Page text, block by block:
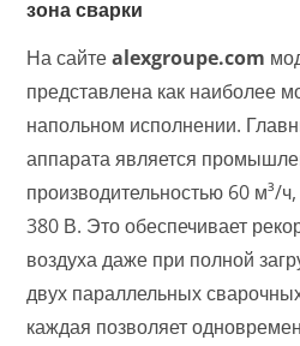
зона сварки
На сайтеalexgroupe.com
представлена ​​как наиболее
напольном исполнении.
аппарата является
производительностью 60 м³/
380 В. Это обеспечивает
воздуха даже при полной
двух параллельных
каждая позволяет